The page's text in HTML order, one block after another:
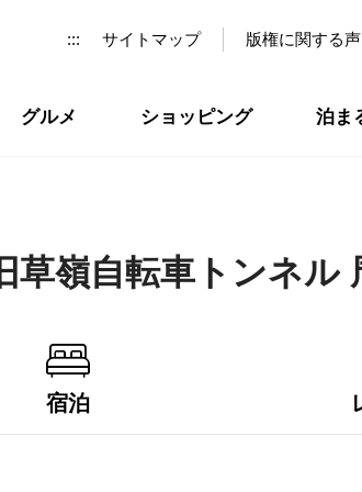
::: サイトマップ 版権に関する
グルメ ショッピング 泊ま
旧草嶺自転車トンネル
宿泊